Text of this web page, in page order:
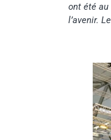
ont été
l’avenir.